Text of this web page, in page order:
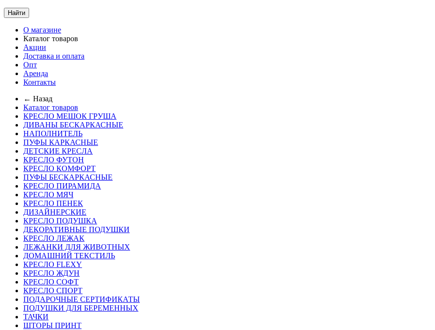
Найти
О магазине
Каталог товаров
Акции
Доставка и оплата
Опт
Аренда
Контакты
← Назад
Каталог товаров
КРЕСЛО МЕШОК ГРУША
ДИВАНЫ БЕСКАРКАСНЫЕ
НАПОЛНИТЕЛЬ
ПУФЫ КАРКАСНЫЕ
ДЕТСКИЕ КРЕСЛА
КРЕСЛО ФУТОН
КРЕСЛО КОМФОРТ
ПУФЫ БЕСКАРКАСНЫЕ
КРЕСЛО ПИРАМИДА
КРЕСЛО МЯЧ
КРЕСЛО ПЕНЕК
ДИЗАЙНЕРСКИЕ
КРЕСЛО ПОДУШКА
ДЕКОРАТИВНЫЕ ПОДУШКИ
КРЕСЛО ЛЕЖАК
ЛЕЖАНКИ ДЛЯ ЖИВОТНЫХ
ДОМАШНИЙ ТЕКСТИЛЬ
КРЕСЛО FLEXY
КРЕСЛО ЖДУН
КРЕСЛО СОФТ
КРЕСЛО СПОРТ
ПОДАРОЧНЫЕ СЕРТИФИКАТЫ
ПОДУШКИ ДЛЯ БЕРЕМЕННЫХ
ТАЧКИ
ШТОРЫ ПРИНТ